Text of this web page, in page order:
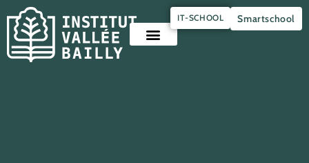
IT-SCHOOL Smartschool
Panneau de gestion des cookies